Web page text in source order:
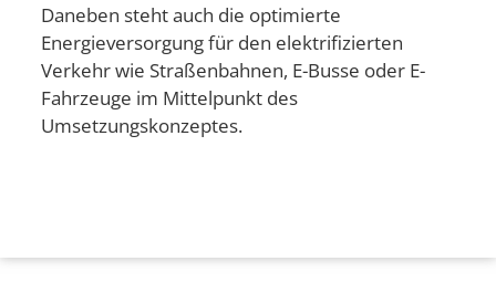
Daneben steht auch die optimierte
Energieversorgung für den elektrifizierten
Verkehr wie Straßenbahnen, E-Busse oder E-
Fahrzeuge im Mittelpunkt des
Umsetzungskonzeptes.